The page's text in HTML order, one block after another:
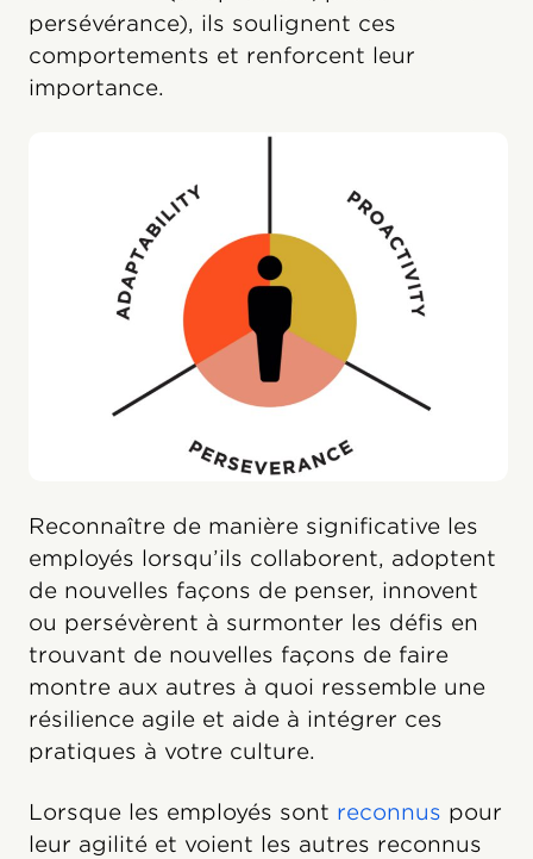
persévérance), ils soulignent ces
comportements et renforcent leur
importance.
Reconnaître de manière significative les
employés lorsqu’ils collaborent, adoptent
de nouvelles façons de penser, innovent
ou persévèrent à surmonter les défis en
trouvant de nouvelles façons de faire
montre aux autres à quoi ressemble une
résilience agile et aide à intégrer ces
pratiques à votre culture.
Lorsque les employés sont reconnus pour
leur agilité et voient les autres reconnus